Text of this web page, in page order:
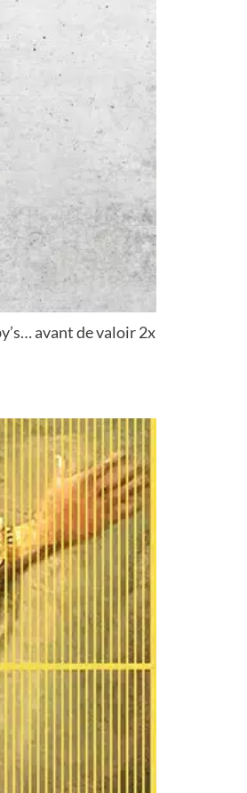
avant de valoir 2x